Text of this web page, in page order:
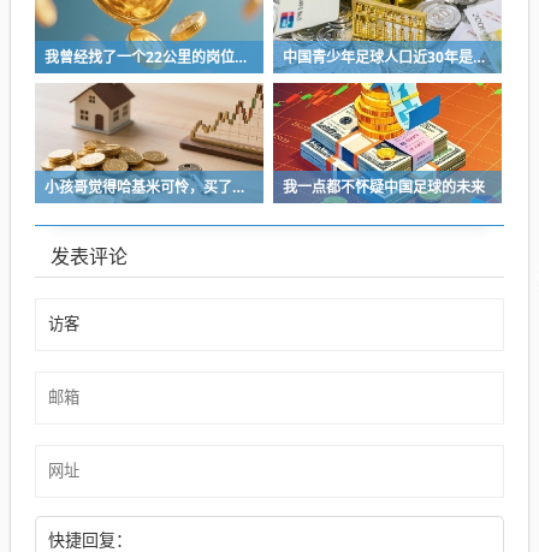
我曾经找了一个22公里的岗位，坚持了2个星期就坚持不下去了 中国青少年足球人口近30年是断崖式下降
小孩哥觉得哈基米可怜，买了火腿肠喂哈基米，结果哈基米直接叼走他的鹦鹉… 我一点都不怀疑中国足球的未来
发表评论
快捷回复：